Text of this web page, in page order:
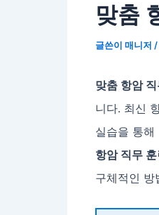
맞춤
글쓴이 매니저 /
맞춤 항암
니다. 최신
실습을 통
항암 직무
구체적인 방